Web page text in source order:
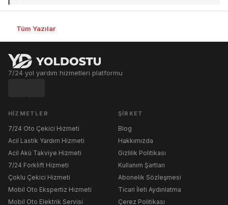
Tüm Yazılar
7/24 yol yardım hizmetleri platformu
HIZMETLER
7/24 Oto Çekici Hizmeti
Acil Lastik Yardım Hizmeti
Acil Akü Takviye Hizmeti
7/24 Forklift Hizmeti
Çoklu Çekici Hizmeti
Mobil Oto Ekspertiz Hizmeti
Mobil Oto Elektrik Servisi
ŞIRKET
Blog
Hakkımızda
Gizlilik Politikası
Kullanım Şartları
Abonelik Sözleşmesi
Ticari İleti Aydınlatma
Çerez Politikası